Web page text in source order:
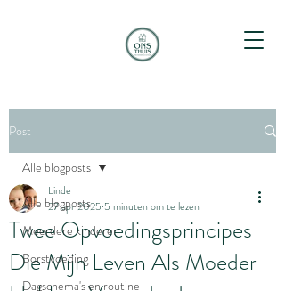
Post
Alle blogposts
Meerdere kinderen
Borstvoeding
Dagschema's en routine
Alle blogposts
Twee Opvoedingsprincipes
Die Mijn Leven Als Moeder
Linde
27 apr 2025 5 minuten om te lezen